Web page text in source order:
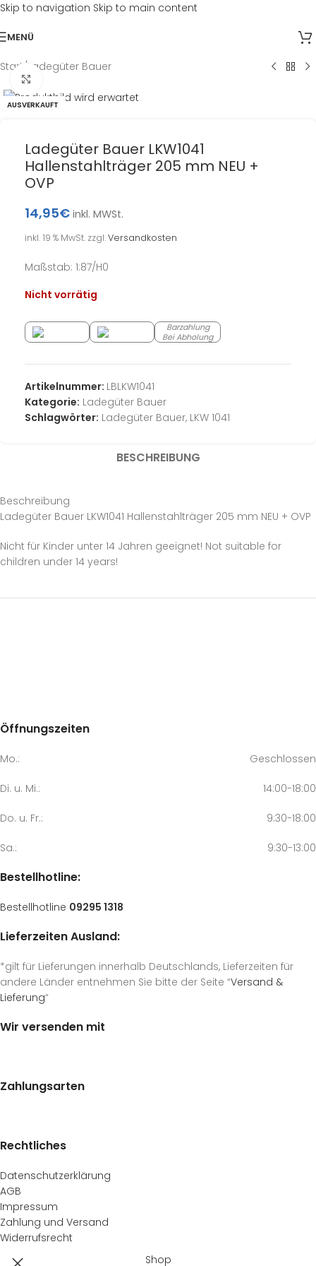
Skip to navigation Skip to main content
MENÜ
Start /Ladegüter Bauer
AUSVERKAUFT
Ladegüter Bauer LKW1041
Hallenstahlträger 205 mm NEU +
OVP
14,95€ inkl. MWSt.
inkl. 19 % MwSt. zzgl.Versandkosten
Maßstab: 1:87/H0
Nicht vorrätig
Barzahlung
Bei Abholung
Artikelnummer: LBLKW1041
Kategorie: Ladegüter Bauer
Schlagwörter: Ladegüter Bauer, LKW 1041
BESCHREIBUNG
Beschreibung
Ladegüter Bauer LKW1041 Hallenstahlträger 205 mm NEU + OVP
Nicht für Kinder unter 14 Jahren geeignet! Not suitable for
children under 14 years!
Öffnungszeiten
Mo.: Geschlossen
Di. u. Mi.: 14:00-18:00
Do. u. Fr.: 9:30-18:00
Sa.: 9:30-13:00
Bestellhotline:
Bestellhotline 09295 1318
Lieferzeiten Ausland:
*gilt für Lieferungen innerhalb Deutschlands, Lieferzeiten für
andere Länder entnehmen Sie bitte der Seite “Versand &
Lieferung“
Wir versenden mit
Zahlungsarten
Rechtliches
Datenschutzerklärung
AGB
Impressum
Zahlung und Versand
Widerrufsrecht
Shop